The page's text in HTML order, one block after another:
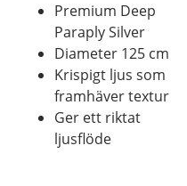
Premium Deep
Paraply Silver
Diameter 125 cm
Krispigt ljus som
framhäver textur
Ger ett riktat
ljusflöde